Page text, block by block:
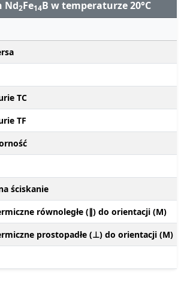
Nd2Fe14B w temperaturze 20°C
TC
TF
ściskanie
równoległe (∥) do orientacji (M)
prostopadłe (⊥) do orientacji (M)